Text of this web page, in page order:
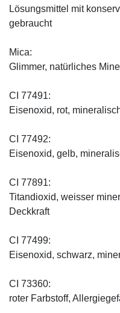
Lösungsmittel mit
gebraucht
Mica:
Glimmer, natürliches
CI 77491:
Eisenoxid, rot,
CI 77492:
Eisenoxid, gelb,
CI 77891:
Titandioxid, weisser
Deckkraft
CI 77499:
Eisenoxid, schwarz,
CI 73360:
roter Farbstoff,